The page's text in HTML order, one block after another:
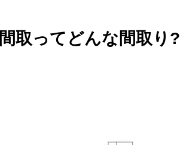
取ってどんな間取り?